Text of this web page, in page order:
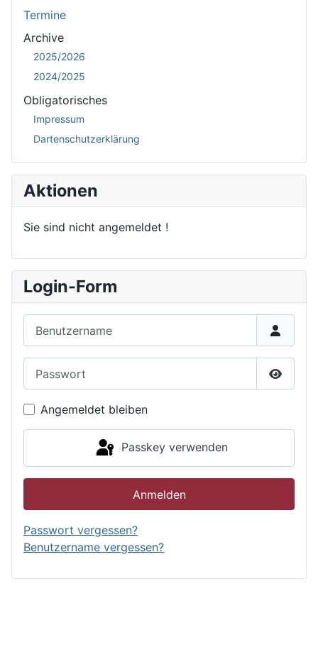
Termine
Archive
2025/2026
2024/2025
Obligatorisches
Impressum
Dartenschutzerklärung
Aktionen
Sie sind nicht angemeldet !
Login-Form
Angemeldet bleiben
Passkey verwenden
Anmelden
Passwort vergessen?
Benutzername vergessen?